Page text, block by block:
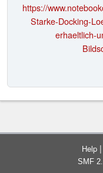
https://
Starke-Docking-
erhaeltlich-
Help |
SMF